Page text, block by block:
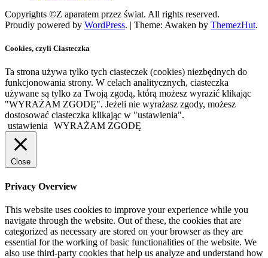
Copyrights ©Z aparatem przez świat. All rights reserved.
Proudly powered by WordPress. | Theme: Awaken by ThemezHut.
Cookies, czyli Ciasteczka
Ta strona używa tylko tych ciasteczek (cookies) niezbędnych do
funkcjonowania strony. W celach analitycznych, ciasteczka
używane są tylko za Twoją zgodą, którą możesz wyrazić klikając
"WYRAŻAM ZGODĘ". Jeżeli nie wyrażasz zgody, możesz
dostosować ciasteczka klikając w "ustawienia".
ustawienia
WYRAŻAM ZGODĘ
Close
Privacy Overview
This website uses cookies to improve your experience while you
navigate through the website. Out of these, the cookies that are
categorized as necessary are stored on your browser as they are
essential for the working of basic functionalities of the website. We
also use third-party cookies that help us analyze and understand how